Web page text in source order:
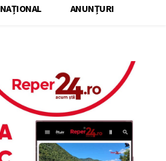
NAȚIONAL ANUNȚURI